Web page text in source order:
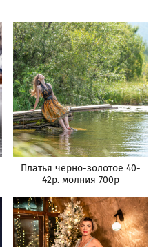
Платья черно-золотое 40-
42р. молния 700р